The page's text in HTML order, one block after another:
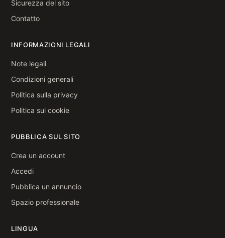
Sicurezza del sito
Contatto
INFORMAZIONI LEGALI
Note legali
Condizioni generali
Politica sulla privacy
Politica sui cookie
PUBBLICA SUL SITO
Crea un account
Accedi
Pubblica un annuncio
Spazio professionale
LINGUA